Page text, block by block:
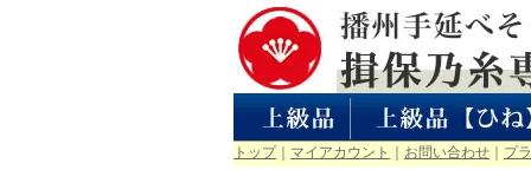
トップ｜ マイアカウント お問い合わせ プ